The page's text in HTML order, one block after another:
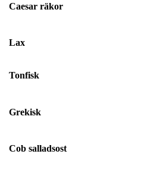
Caesar räkor
Lax
Tonfisk
Grekisk
Cob salladsost